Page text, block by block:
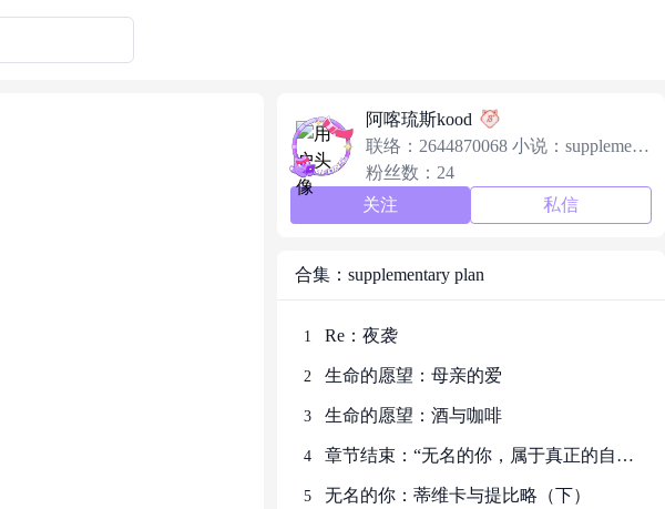
阿喀琉斯kood
联络：2644870068 小说：supplement
ary plan 科幻/角色立绘/武器设计插画
粉丝数：24
关注
私信
合集：supplementary plan
1 Re：夜袭
2 生命的愿望：母亲的爱
3 生命的愿望：酒与咖啡
4
章节结束：“无名的你，属于真正的自
5 无名的你：蒂维卡与提比略（下）